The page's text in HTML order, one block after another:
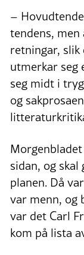
–
tendens,
retningar,
utmerkar seg
seg midt i
og
sidan, og
planen. Då
var menn, og
var det Carl
kom på lista